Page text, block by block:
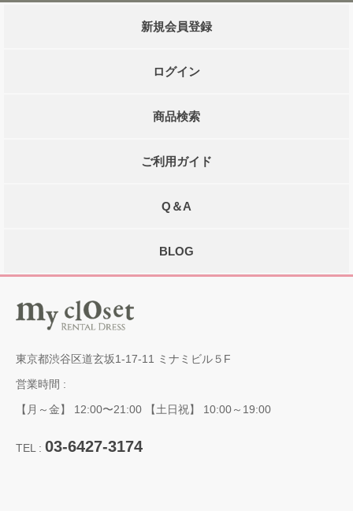
新規会員登録
ログイン
商品検索
ご利用ガイド
Q＆A
BLOG
東京都渋谷区道玄坂1-17-11 ミナミビル５F
営業時間 :
【月～金】 12:00〜21:00 【土日祝】 10:00～19:00
TEL : 03-6427-3174